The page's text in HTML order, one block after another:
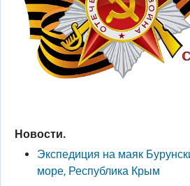
Новости.
Экспедиция на маяк
море, Республика Крым